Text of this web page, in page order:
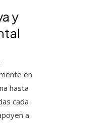
y
en
hasta
cada
a